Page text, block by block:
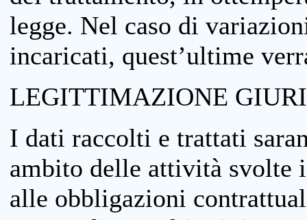
legge. Nel caso di
incaricati, quest’ultime
LEGITTIMAZIONE
I dati raccolti e trattati
ambito delle attività svolte
alle obbligazioni